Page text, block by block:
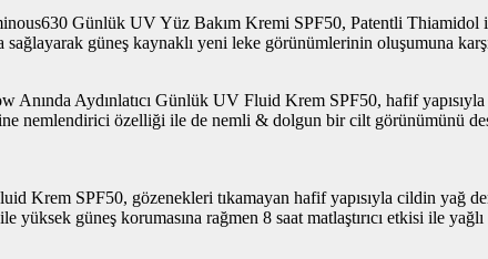
Günlük UV Yüz Bakım Kremi SPF50, Patentli Thiamidol
güneş kaynaklı yeni leke görünümlerinin oluşumuna
Aydınlatıcı Günlük UV Fluid Krem SPF50, hafif yapısıyla
nemlendirici özelliği ile de nemli & dolgun bir cilt görünümünü
SPF50, gözenekleri tıkamayan hafif yapısıyla cildin yağ
güneş korumasına rağmen 8 saat matlaştırıcı etkisi ile